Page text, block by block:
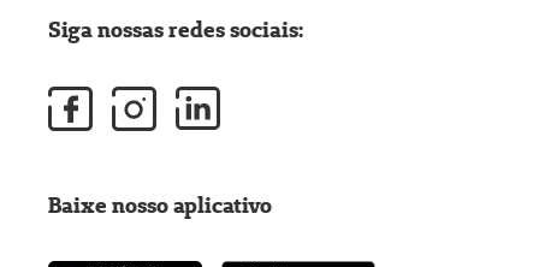
Siga nossas redes sociais:
Baixe nosso aplicativo